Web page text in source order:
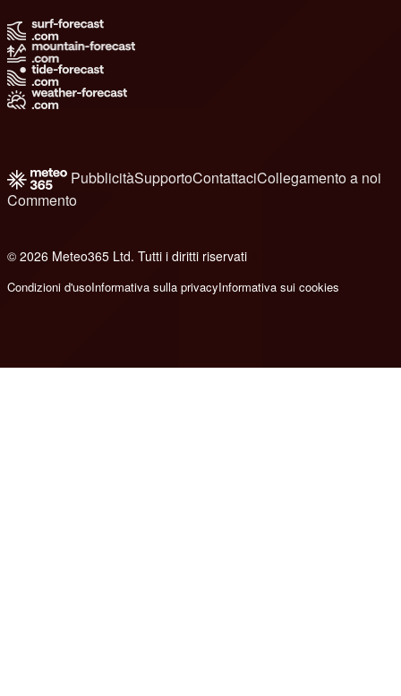
PubblicitàSupportoContattaciCollegamento a noi
Commento
© 2026 Meteo365 Ltd. Tutti i diritti riservati
Condizioni d'usoInformativa sulla privacyInformativa sui cookies